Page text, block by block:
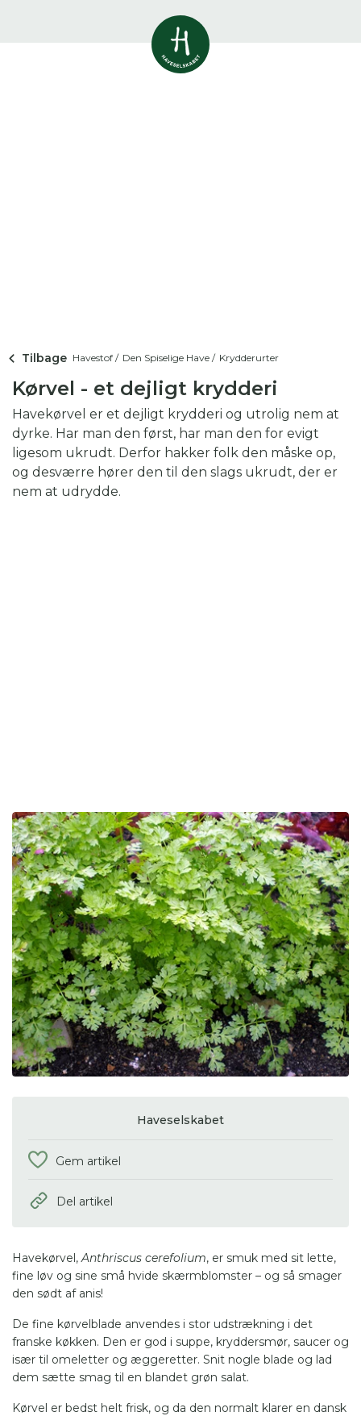
Tilbage Havestof / Den Spiselige Have / Krydderurter
Kørvel - et dejligt krydderi
Havekørvel er et dejligt krydderi og utrolig nem at
dyrke. Har man den først, har man den for evigt
ligesom ukrudt. Derfor hakker folk den måske op,
og desværre hører den til den slags ukrudt, der er
nem at udrydde.
Havekørvel, Anthriscus cerefolium, er smuk med sit lette,
fine løv og sine små hvide skærmblomster – og så smager
den sødt af anis!
De fine kørvelblade anvendes i stor udstrækning i det
franske køkken. Den er god i suppe, kryddersmør, saucer og
især til omeletter og æggeretter. Snit nogle blade og lad
dem sætte smag til en blandet grøn salat.
Kørvel er bedst helt frisk, og da den normalt klarer en dansk
Haveselskabet
Gem artikel
Del artikel